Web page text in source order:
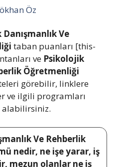
Öz
Ve
taban puanları [this-
ve Psikolojik
Öğretmenliği
görebilir, linklere
ve ilgili programları
alabilirsiniz.
Ve Rehberlik
nedir, ne işe yarar, iş
mezun olanlar ne iş